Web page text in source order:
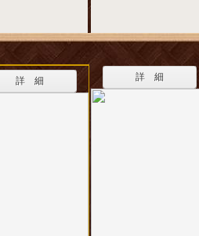
詳 細 詳 細